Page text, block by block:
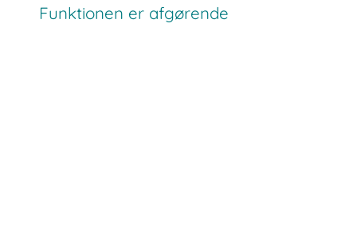
Funktionen er afgørende